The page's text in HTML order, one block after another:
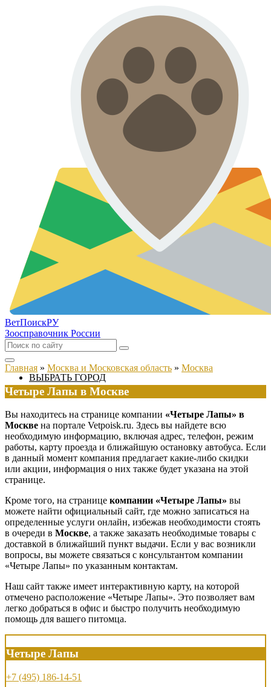
ВетПоискРУ
Зоосправочник России
ВЫБРАТЬ ГОРОД
Главная » Москва и Московская область » Москва
Четыре Лапы в Москве
Вы находитесь на странице компании «Четыре Лапы» в
Москве на портале Vetpoisk.ru. Здесь вы найдете всю
необходимую информацию, включая адрес, телефон, режим
работы, карту проезда и ближайшую остановку автобуса. Если
в данный момент компания предлагает какие-либо скидки
или акции, информация о них также будет указана на этой
странице.
Кроме того, на странице компании «Четыре Лапы» вы
можете найти официальный сайт, где можно записаться на
определенные услуги онлайн, избежав необходимости стоять
в очереди в Москве, а также заказать необходимые товары с
доставкой в ближайший пункт выдачи. Если у вас возникли
вопросы, вы можете связаться с консультантом компании
«Четыре Лапы» по указанным контактам.
Наш сайт также имеет интерактивную карту, на которой
отмечено расположение «Четыре Лапы». Это позволяет вам
легко добраться в офис и быстро получить необходимую
помощь для вашего питомца.
Четыре Лапы
+7 (495) 186-14-51